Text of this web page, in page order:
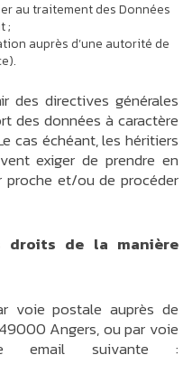
au traitement des Données
;
auprès d’une autorité de
des directives générales
des données à caractère
cas échéant, les héritiers
exiger de prendre en
proche et/ou de procéder
droits de la manière
voie postale auprès de
Angers, ou par voie
email suivante :